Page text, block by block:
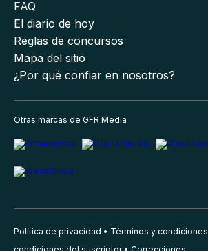
FAQ
El diario de hoy
Reglas de concursos
Mapa del sitio
¿Por qué confiar en nosotros?
Otras marcas de GFR Media
Política de privacidad Términos y condiciones